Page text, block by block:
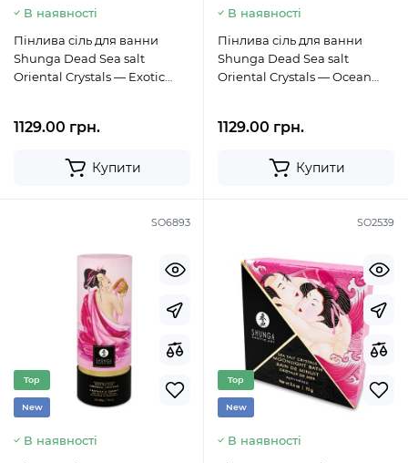
В наявності
Пінлива сіль для ванни
Shunga Dead Sea salt
Oriental Crystals — Exotic
1129.00 грн.
Купити
В наявності
Пінлива сіль для ванни
Shunga Dead Sea salt
Oriental Crystals — Ocean
1129.00 грн.
Купити
SO6893
Top
New
В наявності
SO2539
Top
New
В наявності